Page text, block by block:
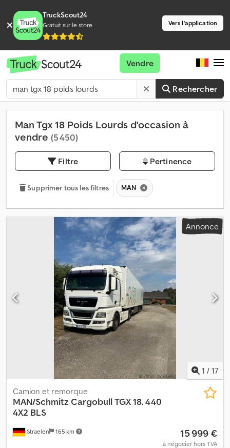
TruckScout24
Gratuit sur le store Vers l'application
Rechercher
Vendre
Man Tgx 18 Poids Lourds d'occasion à
vendre (5 450)
Filtre Pertinence
Supprimer tous les filtres MAN
Annonce
1 / 17
Straelen 165 km
Camion et remorque
MAN/Schmitz CargobullTGX 18. 440
4X2 BLS
15 999 €
à négocier hors TVA